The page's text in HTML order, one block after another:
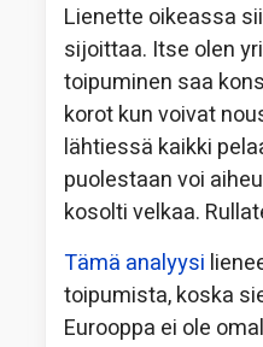
Lienette oikeassa
sijoittaa. Itse olen
toipuminen saa
korot kun voivat
lähtiessä kaikki
puolestaan voi
kosolti velkaa.
Tämä analyysi
toipumista, koska
Eurooppa ei ole